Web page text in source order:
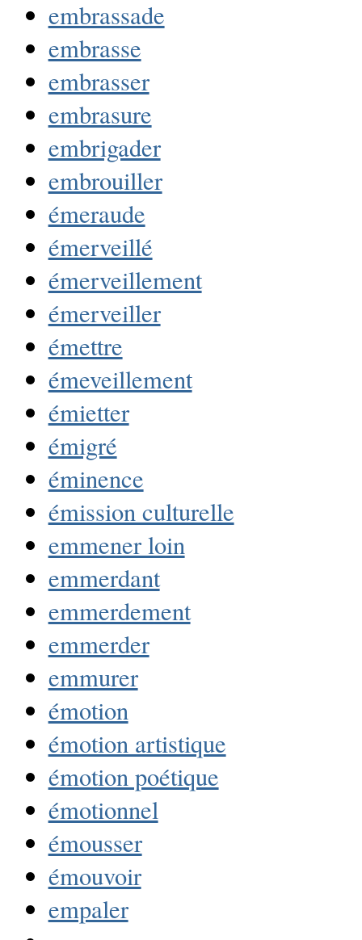
embrassade
embrasse
embrasser
embrasure
embrigader
embrouiller
émeraude
émerveillé
émerveillement
émerveiller
émettre
émeveillement
émietter
émigré
éminence
émission culturelle
emmener loin
emmerdant
emmerdement
emmerder
emmurer
émotion
émotion artistique
émotion poétique
émotionnel
émousser
émouvoir
empaler